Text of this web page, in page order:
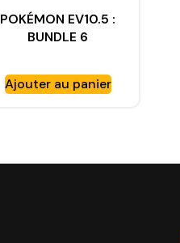
POKÉMON EV10.5 :
BUNDLE 6
NOIRE
Ajouter au panier